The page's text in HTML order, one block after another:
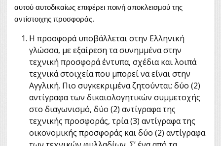
αυτού αυτοδικαίως επιφέρει ποινή αποκλεισμού της
αντίστοιχης προσφοράς.
Η προσφορά υποβάλλεται στην Ελληνική
γλώσσα, με εξαίρεση τα συνημμένα στην
τεχνική προσφορά έντυπα, σχέδια και λοιπά
τεχνικά στοιχεία που μπορεί να είναι στην
Αγγλική. Πιο συγκεκριμένα ζητούνται: δύο (2)
αντίγραφα των δικαιολογητικών συμμετοχής
στο διαγωνισμό, δύο (2) αντίγραφα της
τεχνικής προσφοράς, τρία (3) αντίγραφα της
οικονομικής προσφοράς και δύο (2) αντίγραφα